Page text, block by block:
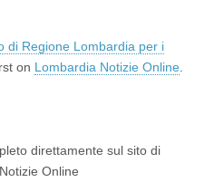
di Regione Lombardia per i
on Lombardia Notizie Online
direttamente sul sito di
Online